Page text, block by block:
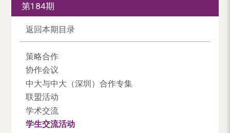
第184期
返回本期目录
策略合作
协作会议
中大与中大（深圳）合作专集
联盟活动
学术交流
学生交流活动